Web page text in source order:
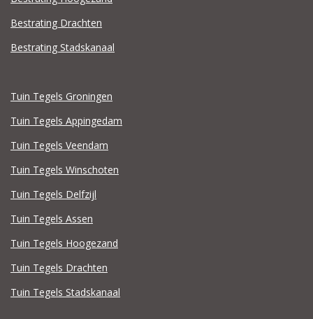
Bestrating Drachten
Bestrating Stadskanaal
Tuin Tegels Groningen
Tuin Tegels Appingedam
Tuin Tegels Veendam
Tuin Tegels Winschoten
Tuin Tegels Delfzijl
Tuin Tegels Assen
Tuin Tegels Hoogezand
Tuin Tegels Drachten
Tuin Tegels Stadskanaal